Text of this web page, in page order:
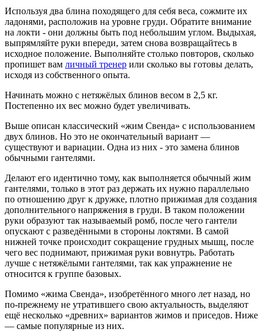
Используя два блина походящего для себя веса, сожмите их
ладонями, расположив на уровне груди. Обратите внимание
на локти - они должны быть под небольшим углом. Выдыхая,
выпрямляйте руки впереди, затем снова возвращайтесь в
исходное положение. Выполняйте столько повторов, сколько
пропишет вам личный тренер или сколько вы готовы делать,
исходя из собственного опыта.
Начинать можно с нетяжёлых блинов весом в 2,5 кг.
Постепенно их вес можно будет увеличивать.
Выше описан классический «жим Свенда» с использованием
двух блинов. Но это не окончательный вариант —
существуют и вариации. Одна из них - это замена блинов
обычными гантелями.
Делают его идентично тому, как выполняется обычный жим
гантелями, только в этот раз держать их нужно параллельно
по отношению друг к дружке, плотно прижимая для создания
дополнительного напряжения в груди. В таком положении
руки образуют так называемый ромб, после чего гантели
опускают с разведёнными в стороны локтями. В самой
нижней точке происходит сокращение грудных мышц, после
чего вес поднимают, прижимая руки вовнутрь. Работать
лучше с нетяжёлыми гантелями, так как упражнение не
относится к группе базовых.
Помимо «жима Свенда», изобретённого много лет назад, но
по-прежнему не утратившего свою актуальность, выделяют
ещё несколько «древних» вариантов жимов и приседов. Ниже
— самые популярные из них.